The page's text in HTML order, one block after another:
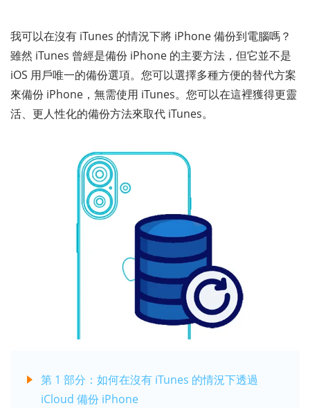
我可以在沒有 iTunes 的情況下將 iPhone 備份到電腦嗎？
雖然 iTunes 曾經是備份 iPhone 的主要方法，但它並不是
iOS 用戶唯一的備份選項。您可以選擇多種方便的替代方案
來備份 iPhone，無需使用 iTunes。您可以在這裡獲得更靈
活、更人性化的備份方法來取代 iTunes。
第 1 部分：如何在沒有 iTunes 的情況下透過
iCloud 備份 iPhone